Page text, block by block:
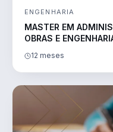
ENGENHARIA
MASTER EM
OBRAS E
12 meses